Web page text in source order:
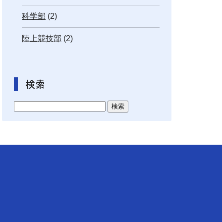
科学部 (2)
陸上競技部 (2)
検索